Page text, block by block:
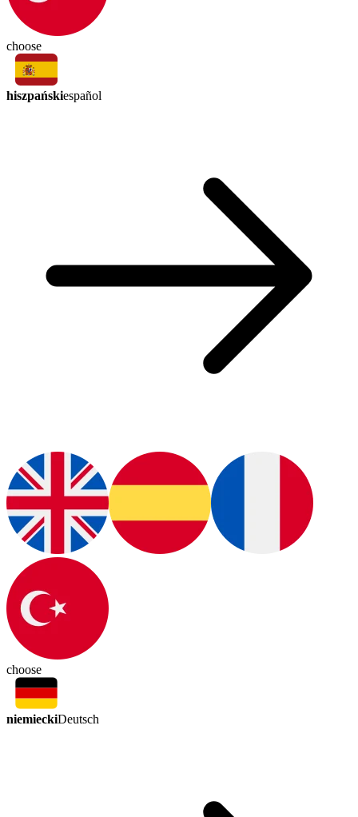
choose
hiszpańskiespañol
choose
niemieckiDeutsch